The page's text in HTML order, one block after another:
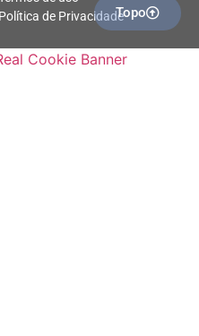
Política de PrivacidadeTopo
Cookie Banner